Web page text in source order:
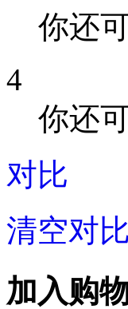
你还
4
你还
对比
清空对
加入购